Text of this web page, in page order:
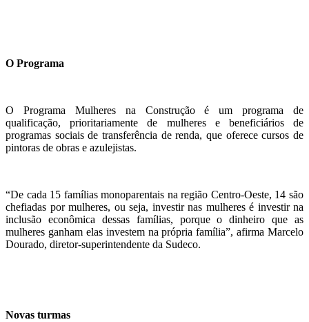
O Programa
O Programa Mulheres na Construção é um programa de
qualificação, prioritariamente de mulheres e beneficiários de
programas sociais de transferência de renda, que oferece cursos de
pintoras de obras e azulejistas.
“De cada 15 famílias monoparentais na região Centro-Oeste, 14 são
chefiadas por mulheres, ou seja, investir nas mulheres é investir na
inclusão econômica dessas famílias, porque o dinheiro que as
mulheres ganham elas investem na própria família”, afirma Marcelo
Dourado, diretor-superintendente da Sudeco.
Novas turmas